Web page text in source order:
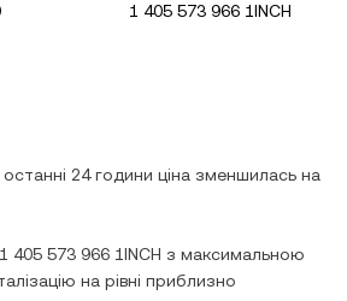
1 405 573 966 1INCH
останні 24 години ціна зменшилась на
1 405 573 966 1INCH з максимальною
на рівні приблизно